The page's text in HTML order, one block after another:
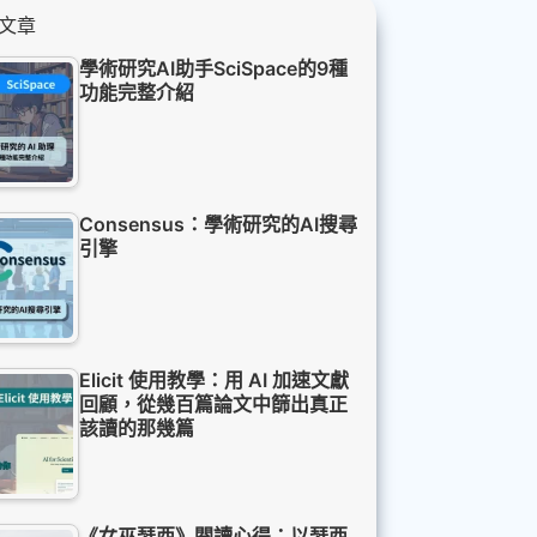
章
學術研究AI助手SciSpace的9種
功能完整介紹
Consensus：學術研究的AI搜尋
引擎
Elicit 使用教學：用 AI 加速文獻
回顧，從幾百篇論文中篩出真正
該讀的那幾篇